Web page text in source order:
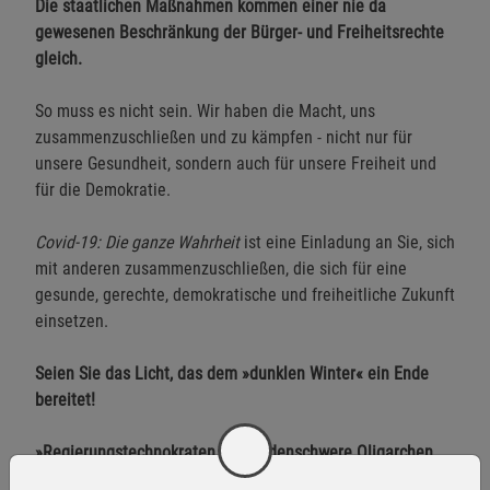
Die staatlichen Maßnahmen kommen einer nie da
gewesenen Beschränkung der Bürger- und Freiheitsrechte
gleich.
So muss es nicht sein. Wir haben die Macht, uns
zusammenzuschließen und zu kämpfen - nicht nur für
unsere Gesundheit, sondern auch für unsere Freiheit und
für die Demokratie.
Covid-19: Die ganze Wahrheitist eine Einladung an Sie, sich
mit anderen zusammenzuschließen, die sich für eine
gesunde, gerechte, demokratische und freiheitliche Zukunft
einsetzen.
Seien Sie das Licht, das dem »dunklen Winter« ein Ende
bereitet!
»Regierungstechnokraten, milliardenschwere Oligarchen,
Big Pharma, Big Data, Big Media, die Raubritter der